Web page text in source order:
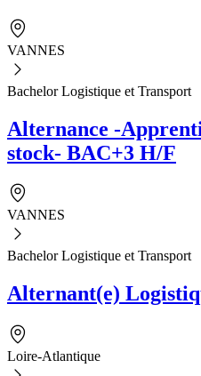
VANNES
Bachelor Logistique et Transport
Alternance -
stock- BAC+3 H/F
VANNES
Bachelor Logistique et Transport
Alternant(e)
Loire-Atlantique